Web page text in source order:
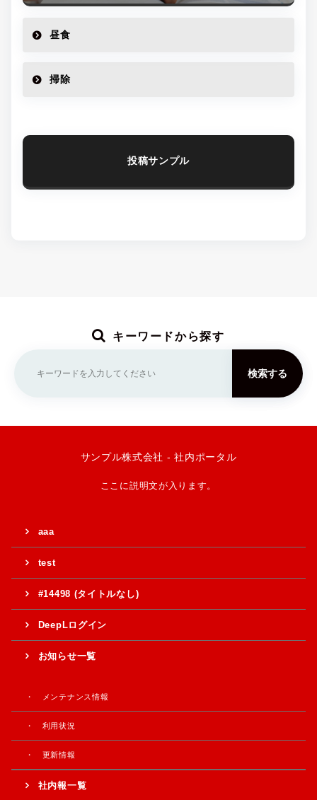
昼食
掃除
投稿サンプル
キーワードから探す
検索する
サンプル株式会社 - 社内ポータル
ここに説明文が入ります。
aaa
test
#14498 (タイトルなし)
DeepLログイン
お知らせ一覧
メンテナンス情報
利用状況
更新情報
社内報一覧